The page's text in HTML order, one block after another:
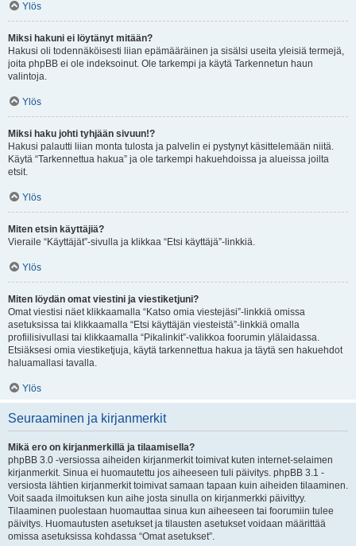
Ylös
Miksi hakuni ei löytänyt mitään?
Hakusi oli todennäköisesti liian epämääräinen ja sisälsi useita yleisiä termejä,
joita phpBB ei ole indeksoinut. Ole tarkempi ja käytä Tarkennetun haun
valintoja.
Ylös
Miksi haku johti tyhjään sivuun!?
Hakusi palautti liian monta tulosta ja palvelin ei pystynyt käsittelemään niitä.
Käytä “Tarkennettua hakua” ja ole tarkempi hakuehdoissa ja alueissa joilta
etsit.
Ylös
Miten etsin käyttäjiä?
Vieraile “Käyttäjät”-sivulla ja klikkaa “Etsi käyttäjä”-linkkiä.
Ylös
Miten löydän omat viestini ja viestiketjuni?
Omat viestisi näet klikkaamalla “Katso omia viestejäsi”-linkkiä omissa
asetuksissa tai klikkaamalla “Etsi käyttäjän viesteistä”-linkkiä omalla
profiilisivullasi tai klikkaamalla “Pikalinkit”-valikkoa foorumin ylälaidassa.
Etsiäksesi omia viestiketjuja, käytä tarkennettua hakua ja täytä sen hakuehdot
haluamallasi tavalla.
Ylös
Seuraaminen ja kirjanmerkit
Mikä ero on kirjanmerkillä ja tilaamisella?
phpBB 3.0 -versiossa aiheiden kirjanmerkit toimivat kuten internet-selaimen
kirjanmerkit. Sinua ei huomautettu jos aiheeseen tuli päivitys. phpBB 3.1 -
versiosta lähtien kirjanmerkit toimivat samaan tapaan kuin aiheiden tilaaminen.
Voit saada ilmoituksen kun aihe josta sinulla on kirjanmerkki päivittyy.
Tilaaminen puolestaan huomauttaa sinua kun aiheeseen tai foorumiin tulee
päivitys. Huomautusten asetukset ja tilausten asetukset voidaan määrittää
omissa asetuksissa kohdassa “Omat asetukset”.